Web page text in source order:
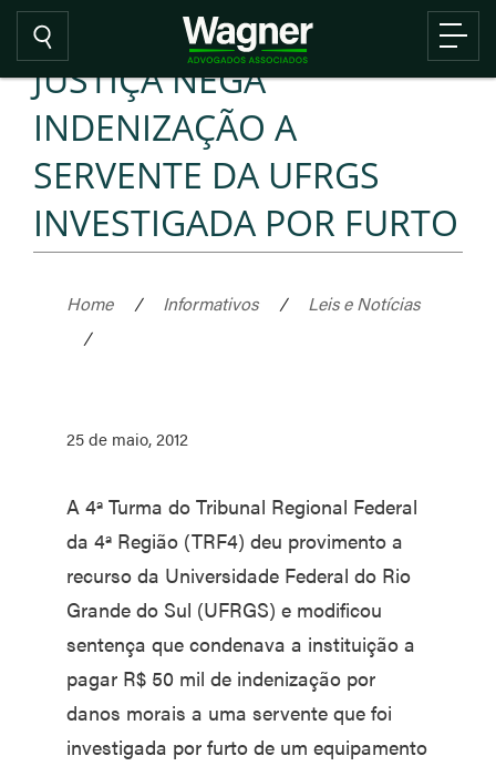
JUSTIÇA NEGA
INDENIZAÇÃO A
SERVENTE DA UFRGS
INVESTIGADA POR FURTO
Home / Informativos /
Leis e Notícias
/
25 de maio, 2012
A 4ª Turma do Tribunal Regional Federal
da 4ª Região (TRF4) deu provimento a
recurso da Universidade Federal do Rio
Grande do Sul (UFRGS) e modificou
sentença que condenava a instituição a
pagar R$ 50 mil de indenização por
danos morais a uma servente que foi
investigada por furto de um equipamento